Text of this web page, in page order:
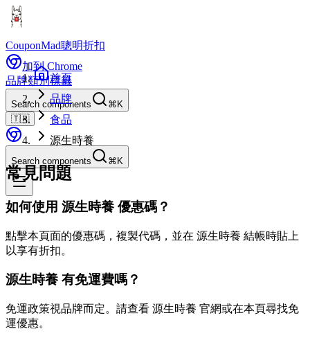
CouponMad聰明折扣
加到 Chrome
品牌類別標籤
Search components
⌘K
🇹🇼
Search components ⌘K
首頁
品牌
食品
源生時養
常見問題
如何使用 源生時養 優惠碼？
點擊本頁面的優惠碼，複製代碼，並在 源生時養 結帳時貼上
以享有折扣。
源生時養 有免運費嗎？
免運政策視品牌而定。請查看 源生時養 官網或在本頁尋找免
運優惠。